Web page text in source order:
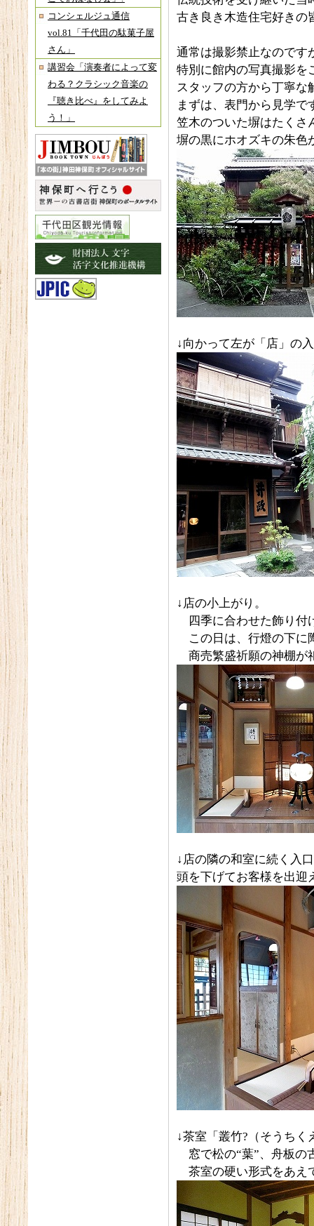
コンシェルジュ通信
vol.81「千代田の駄菓子屋
さん」
講習会「演奏者によって変
わる？クラシック音楽の
『聴き比べ』をしてみよ
う！」
古き良き木造住宅好きの
通常は撮影禁止なのです
特別に館内の写真撮影を
スタッフの方から丁寧な
まずは、表門から見学で
笠木のついた塀はたくさ
塀の黒にホオズキの朱色
↓向かって左が「店」の
↓店の小上がり。
四季に合わせた飾り付
この日は、行燈の下に
商売繁盛祈願の神棚が
↓店の隣の和室に続く入
頭を下げてお客様を出迎
↓茶室「叢竹?（そうちく
窓で松の“葉”、舟板の
茶室の硬い形式をあえ